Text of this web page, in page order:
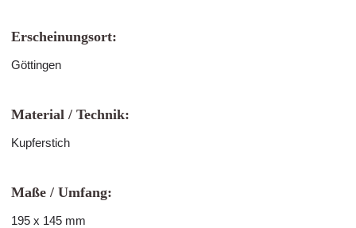
Erscheinungsort:
Göttingen
Material / Technik:
Kupferstich
Maße / Umfang:
195 x 145 mm